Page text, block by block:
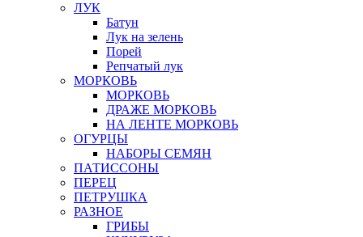
ЛУК
Батун
Лук на зелень
Порей
Репчатый лук
МОРКОВЬ
МОРКОВЬ
ДРАЖЕ МОРКОВЬ
НА ЛЕНТЕ МОРКОВЬ
ОГУРЦЫ
НАБОРЫ СЕМЯН
ПАТИССОНЫ
ПЕРЕЦ
ПЕТРУШКА
РАЗНОЕ
ГРИБЫ